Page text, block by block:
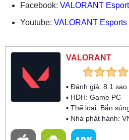
Facebook: VALORANT
Youtube: VALORANT Esports
VALORANT
▪ Đánh giá: 8.1 sao
▪ HĐH: Game PC
▪ Thể loại: Bắn
▪ Nhà phát hành: